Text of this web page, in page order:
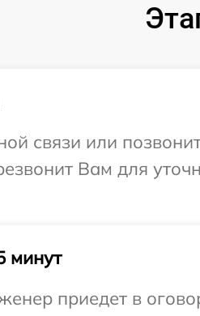
связи или
Вам для
минут
приедет в